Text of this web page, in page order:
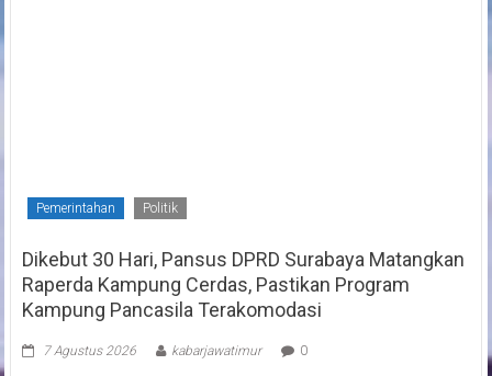
Pemerintahan Politik
Dikebut 30 Hari, Pansus DPRD Surabaya Matangkan
Raperda Kampung Cerdas, Pastikan Program
Kampung Pancasila Terakomodasi
7 Agustus 2026 kabarjawatimur 0